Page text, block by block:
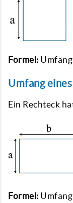
Formel: Umfang
Umfang
Ein Rechteck
Formel: